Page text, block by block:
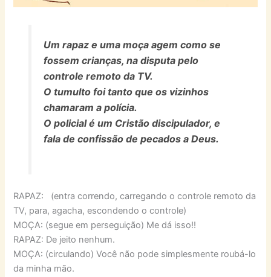
Um rapaz e uma moça agem como se
fossem crianças, na disputa pelo
controle remoto da TV.
O tumulto foi tanto que os vizinhos
chamaram a polícia.
O policial é um Cristão discipulador, e
fala de confissão de pecados a Deus.
RAPAZ: (entra correndo, carregando o controle remoto da
TV, para, agacha, escondendo o controle)
MOÇA: (segue em perseguição) Me dá isso!!
RAPAZ: De jeito nenhum.
MOÇA: (circulando) Você não pode simplesmente roubá-lo
da minha mão.